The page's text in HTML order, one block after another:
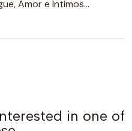
Amor e Intimos...
in one of